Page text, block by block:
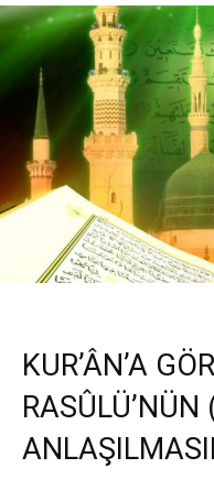
KUR’ÂN’A